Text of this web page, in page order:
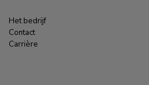
Het bedrijf
Contact
Carrière